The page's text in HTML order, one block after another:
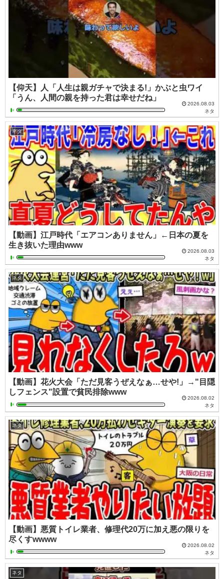
【仰天】人「人生は親ガチャで決まる!」かぶと虫ワイ
「うん、人間の親を持った君は幸せだね」
2026.08.03
ネタ
ネタ
【動画】江戸時代「エアコンありません」←日本の夏を
生き抜いた理由www
2026.08.03
ネタ
ネタ
【動画】花火大会「ただ見客うぜえなぁ…せや!」→"目隠
しフェンス"設置で貧民排除www
2026.08.02
ネタ
ネタ
【動画】悪質トイレ業者、修理代20万に加え悪の限りを
尽くすwwww
2026.08.02
ネタ
ネタ